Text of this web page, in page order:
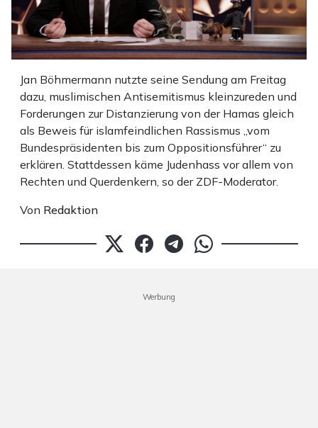
Jan Böhmermann nutzte seine Sendung am Freitag
dazu, muslimischen Antisemitismus kleinzureden und
Forderungen zur Distanzierung von der Hamas gleich
als Beweis für islamfeindlichen Rassismus „vom
Bundespräsidenten bis zum Oppositionsführer“ zu
erklären. Stattdessen käme Judenhass vor allem von
Rechten und Querdenkern, so der ZDF-Moderator.
Von Redaktion
Werbung